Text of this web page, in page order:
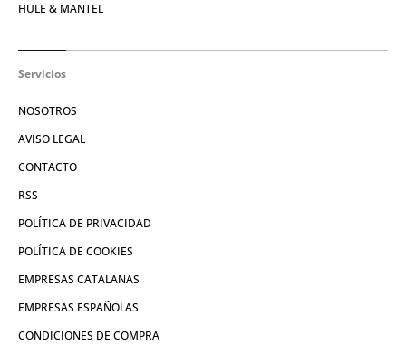
HULE & MANTEL
Servicios
NOSOTROS
AVISO LEGAL
CONTACTO
RSS
POLÍTICA DE PRIVACIDAD
POLÍTICA DE COOKIES
EMPRESAS CATALANAS
EMPRESAS ESPAÑOLAS
CONDICIONES DE COMPRA